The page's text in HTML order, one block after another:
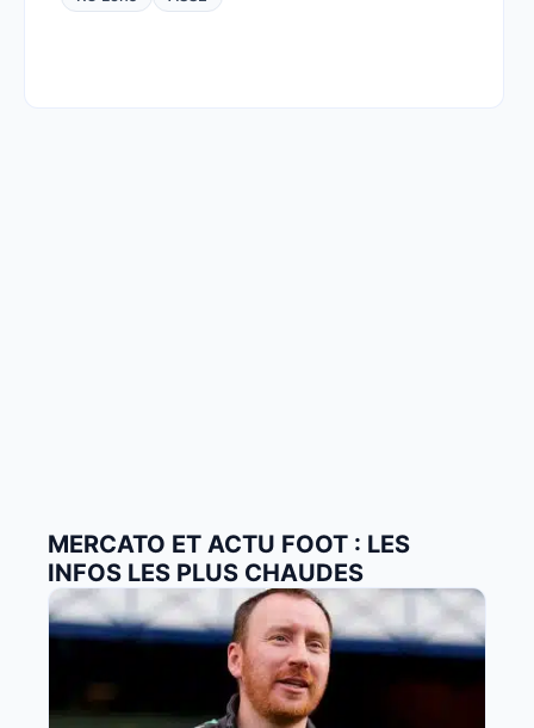
MERCATO ET ACTU FOOT : LES
INFOS LES PLUS CHAUDES